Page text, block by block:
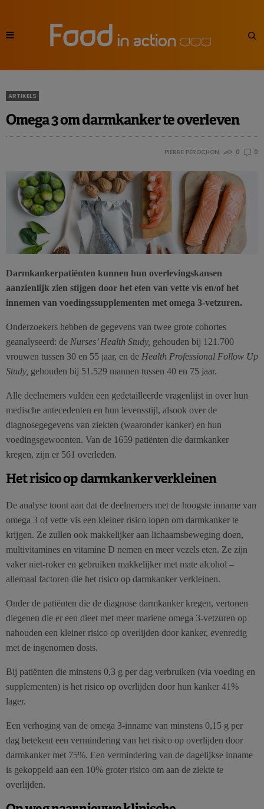
ARTIKELS
Omega 3 om darmkanker te overleven
PIERRE PÉROCHON 0 0
Darmkankerpatiënten kunnen hun overlevingskansen
aanzienlijk zien stijgen door het eten van vette vis en/of het
innemen van voedingssupplementen met omega 3-vetzuren.
Onderzoekers hebben de gegevens van twee grote cohortes
geanalyseerd: de Nurses’ Health Study, gehouden bij 121.700
vrouwen tussen 30 en 55 jaar, en de Health Professional Follow Up
Study, gehouden bij 51.529 mannen tussen 40 en 75 jaar.
Alle deelnemers vulden een gedetailleerde vragenlijst in over hun
medische antecedenten en hun levensstijl, alsook over de
diagnosegegevens van ziekten (waaronder kanker) en hun
voedingsgewoonten. Van de 1659 patiënten die darmkanker
kregen, zijn er 561 overleden.
Het risico op darmkanker verkleinen
De analyse toont aan dat de deelnemers met de hoogste inname van
omega 3 of vette vis een kleiner risico lopen om darmkanker te
krijgen. Ze zullen ook makkelijker aan lichaamsbeweging doen,
multivitamines en vitamine D nemen en meer vezels eten. Ze zijn
vaker niet-roker en gebruiken makkelijker met mate alcohol –
allemaal factoren die het risico op darmkanker verkleinen.
Onder de patiënten die de diagnose darmkanker kregen, vertonen
diegenen die er een dieet met meer mariene omega 3-vetzuren op
nahouden een kleiner risico op overlijden door kanker, evenredig
met de ingenomen dosis.
Bij patiënten die minstens 0,3 g per dag verbruiken (via voeding en
supplementen) is het risico op overlijden door hun kanker 41%
lager.
Een verhoging van de omega 3-inname van minstens 0,15 g per
dag betekent een vermindering van het risico op overlijden door
darmkanker met 75%. Een vermindering van de dagelijkse inname
is gekoppeld aan een 10% groter risico om aan de ziekte te
overlijden.